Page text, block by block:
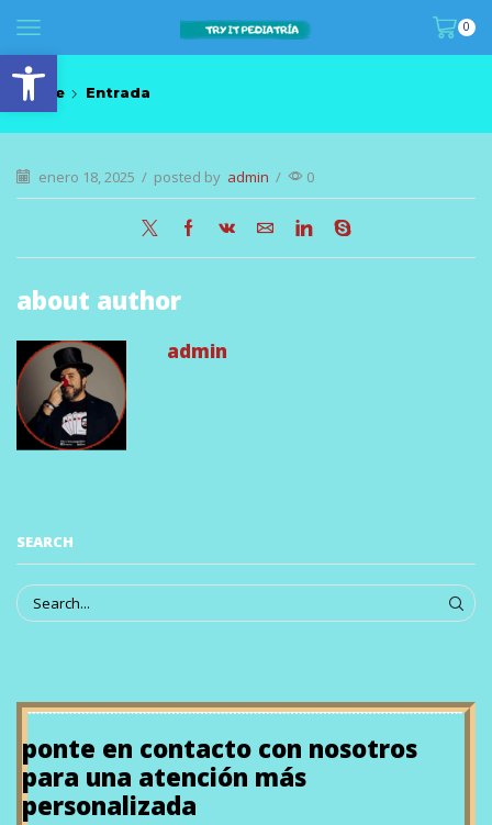
abrir barra de herramientas
0
Home Entrada
enero 18, 2025 / posted by admin / 0
about author
admin
SEARCH
ponte en contacto con nosotros
para una atención más
personalizada